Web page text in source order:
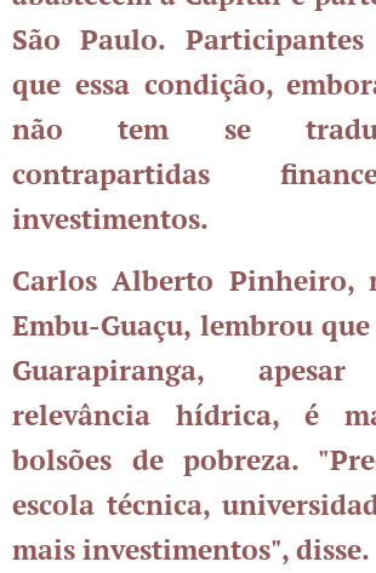
São Paulo.
que essa condição,
não tem se
contrapartidas
investimentos.
Carlos Alberto Pinheiro,
Embu-Guaçu, lembrou
Guarapiranga,
relevância hídrica, é
bolsões de pobreza.
escola técnica,
mais investimentos", disse.